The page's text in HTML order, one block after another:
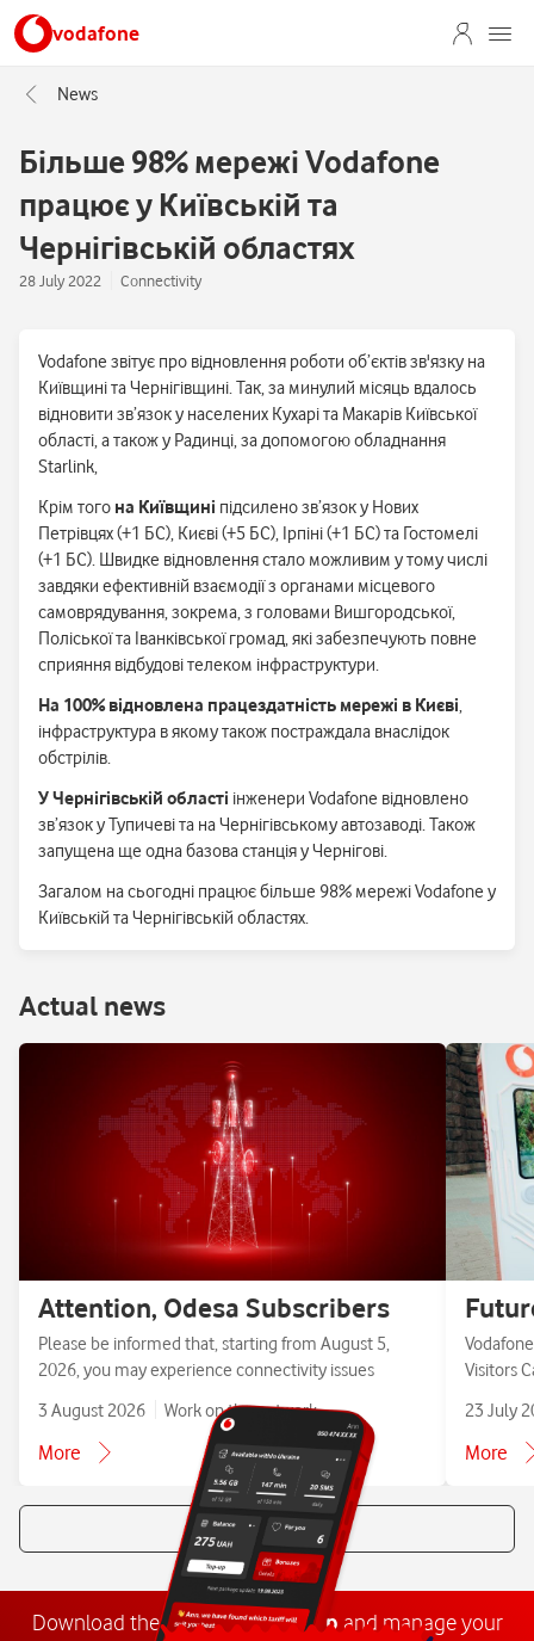
vodafone
News
Більше 98% мережі Vodafone
працює у Київській та
Чернігівській областях
28 July 2022 Connectivity
Vodafone звітує про відновлення роботи об’єктів зв'язку на
Київщині та Чернігівщині. Так, за минулий місяць вдалось
відновити зв’язок у населених Кухарі та Макарів Київської
області, а також у Радинці, за допомогою обладнання
Starlink,
Крім того на Київщині підсилено зв’язок у Нових
Петрівцях (+1 БС), Києві (+5 БС), Ірпіні (+1 БС) та Гостомелі
(+1 БС). Швидке відновлення стало можливим у тому числі
завдяки ефективній взаємодії з органами місцевого
самоврядування, зокрема, з головами Вишгородської,
Поліської та Іванківської громад, які забезпечують повне
сприяння відбудові телеком інфраструктури.
На 100% відновлена працездатність мережі в Києві,
інфраструктура в якому також постраждала внаслідок
обстрілів.
У Чернігівській області інженери Vodafone відновлено
зв’язок у Тупичеві та на Чернігівському автозаводі. Також
запущена ще одна базова станція у Чернігові.
Загалом на сьогодні працює більше 98% мережі Vodafone у
Київській та Чернігівській областях.
Аctual news
Attention, Odesa Subscribers
Please be informed that, starting from August 5,
2026, you may experience connectivity issues
3 August 2026
Work on the network
More
Visitors
23 July
More
All news
Download theMyVodafone app and manage your